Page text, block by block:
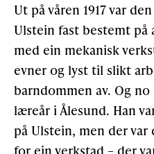
Ut på våren 1917 var
Ulstein fast bestemt på
med ein mekanisk
evner og lyst til slikt
barndommen av. Og
læreår i Ålesund. Han
på Ulstein, men der
for ein verkstad – der